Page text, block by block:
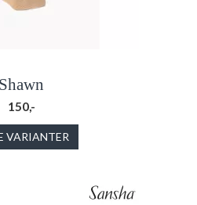
Shawn
150,-
VARIANTER